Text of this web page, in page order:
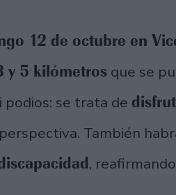
12 de octubre en
y 5 kilómetros que se
podios: se trata de
También
,